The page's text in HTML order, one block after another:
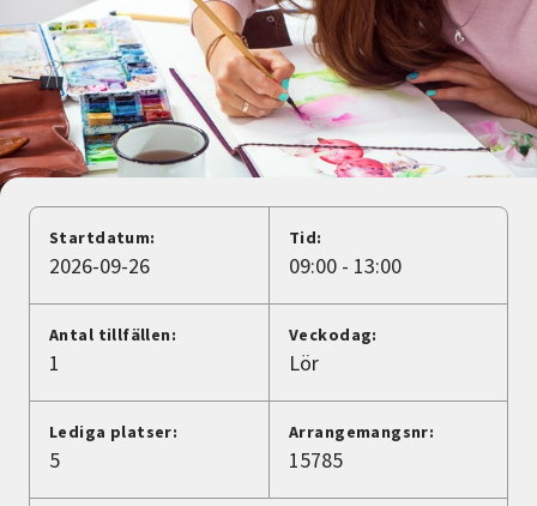
Starta studiecirkel
Cirkelledare
Nyheter
Avdelningar
Lyssna
Startdatum:
2026-09-26
Tid:
09:00 - 13:00
Antal tillfällen:
1
Veckodag:
Lör
Lediga platser:
5
Arrangemangsnr:
15785